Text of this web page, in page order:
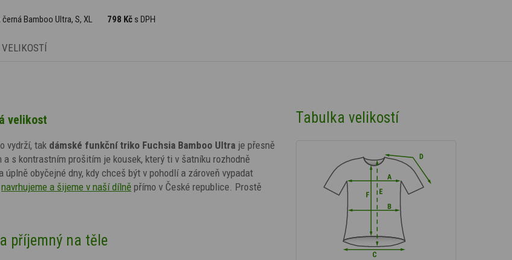
Bamboo Ultra, S, XL 798 Kčs DPH
velikost
vydrží, tak dámské funkční triko Fuchsia Bamboo Ultra je přesně
s kontrastním prošitím je kousek, který ti v šatníku rozhodně
úplně obyčejné dny, kdy chceš být v pohodlí a zároveň vypadat
navrhujeme a šijeme v naší dílně přímo v České republice. Prostě
příjemný na těle
Tabulka velikostí